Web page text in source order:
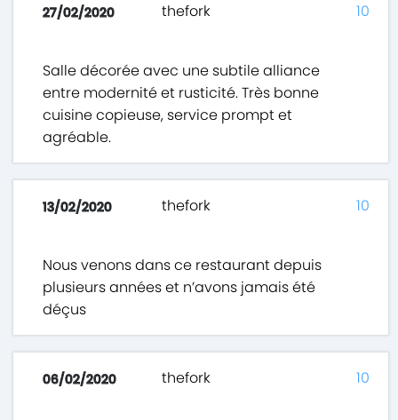
27/02/2020 thefork
Salle décorée avec une subtile alliance
entre modernité et rusticité. Très bonne
cuisine copieuse, service prompt et
agréable.
10
13/02/2020 thefork
Nous venons dans ce restaurant depuis
plusieurs années et n’avons jamais été
déçus
10
06/02/2020 thefork 10